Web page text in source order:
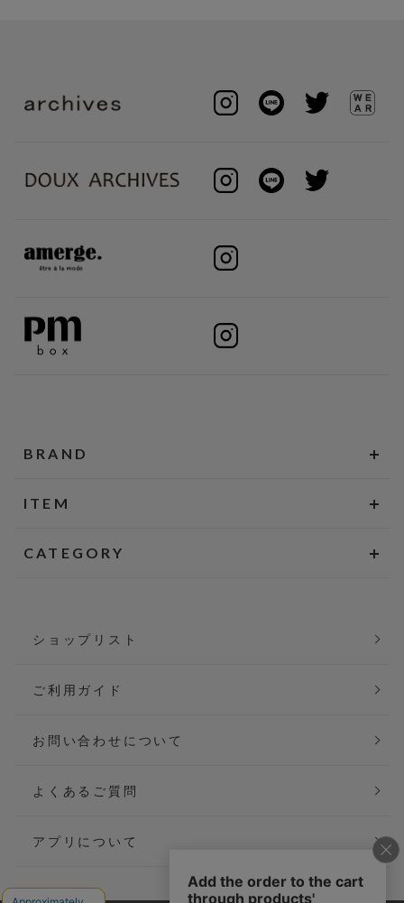
BRAND
ITEM
CATEGORY
ショップリスト
ご利用ガイド
お問い合わせについて
よくあるご質問
アプリについて